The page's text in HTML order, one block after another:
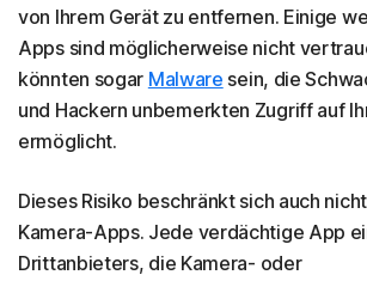
von Ihrem Gerät zu entfernen. Einige
Apps sind möglicherweise nicht
könnten sogar Malware sein, die
und Hackern unbemerkten Zugriff auf
ermöglicht.
Dieses Risiko beschränkt sich auch
Kamera-Apps. Jede verdächtige App
Drittanbieters, die Kamera- oder